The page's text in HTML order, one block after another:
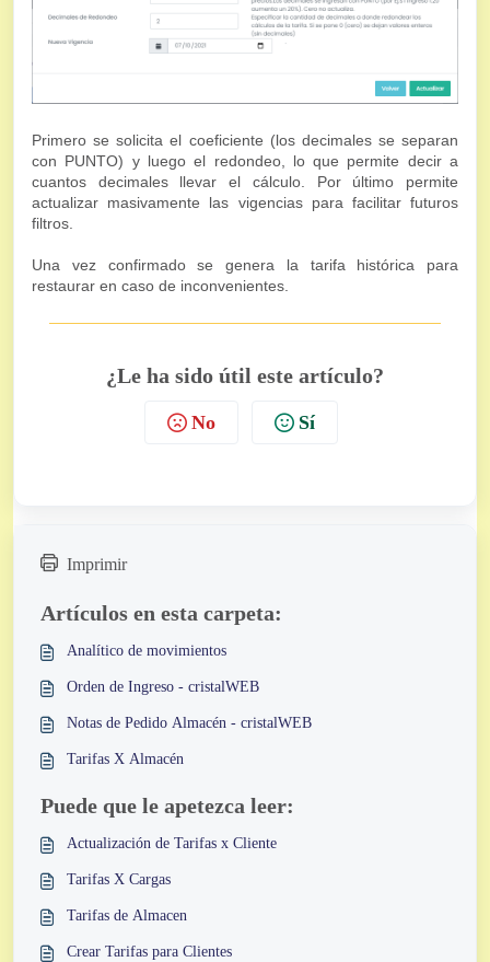
Primero se solicita el coeficiente (los decimales se separan
con PUNTO) y luego el redondeo, lo que permite decir a
cuantos decimales llevar el cálculo. Por último permite
actualizar masivamente las vigencias para facilitar futuros
filtros.
Una vez confirmado se genera la tarifa histórica para
restaurar en caso de inconvenientes.
¿Le ha sido útil este artículo?
No Sí
Imprimir
Artículos en esta carpeta:
Analítico de movimientos
Orden de Ingreso - cristalWEB
Notas de Pedido Almacén - cristalWEB
Tarifas X Almacén
Puede que le apetezca leer:
Actualización de Tarifas x Cliente
Tarifas X Cargas
Tarifas de Almacen
Crear Tarifas para Clientes